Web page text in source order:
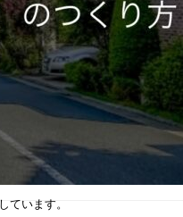
ています。